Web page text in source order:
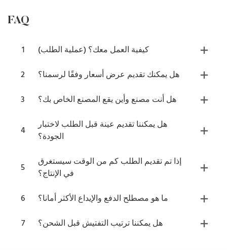
FAQ
1
كيفية العمل معك؟ (عملية الطلب)
2
هل يمكنك تقديم عرض أسعار وفقًا لرسمنا؟
3
هل أنت مصنع وأين يقع المصنع الخاص بك؟
4
هل يمكننا تقديم عينة قبل الطلب لاختبار
الجودة؟
5
إذا تم تقديم الطلب كم من الوقت سيستغرق
في الإنتاج؟
6
ما هو مصطلح الدفع والإيداع الأكثر أمانا؟
7
هل يمكننا ترتيب التفتيش قبل الشحن؟